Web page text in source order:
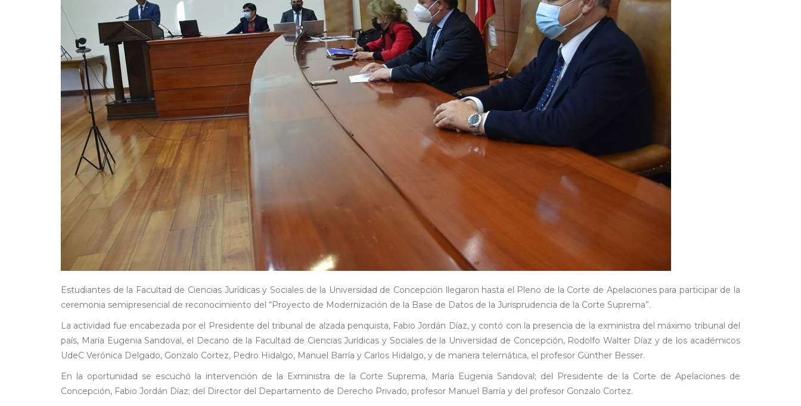
Estudiantes de la Facultad de Ciencias Jurídicas y Sociales de la Universidad de Concepción llegaron hasta el Pleno de la Corte de Apelaciones para participar de la
ceremonia semipresencial de reconocimiento del “Proyecto de Modernización de la Base de Datos de la Jurisprudencia de la Corte Suprema”.
La actividad fue encabezada por el Presidente del tribunal de alzada penquista, Fabio Jordán Díaz, y contó con la presencia de la exministra del máximo tribunal del
país, María Eugenia Sandoval, el Decano de la Facultad de Ciencias Jurídicas y Sociales de la Universidad de Concepción, Rodolfo Walter Díaz y de los académicos
UdeC Verónica Delgado, Gonzalo Cortez, Pedro Hidalgo, Manuel Barría y Carlos Hidalgo, y de manera telemática, el profesor Günther Besser.
En la oportunidad se escuchó la intervención de la Exministra de la Corte Suprema, María Eugenia Sandoval; del Presidente de la Corte de Apelaciones de
Concepción, Fabio Jordán Díaz; del Director del Departamento de Derecho Privado, profesor Manuel Barría y del profesor Gonzalo Cortez.